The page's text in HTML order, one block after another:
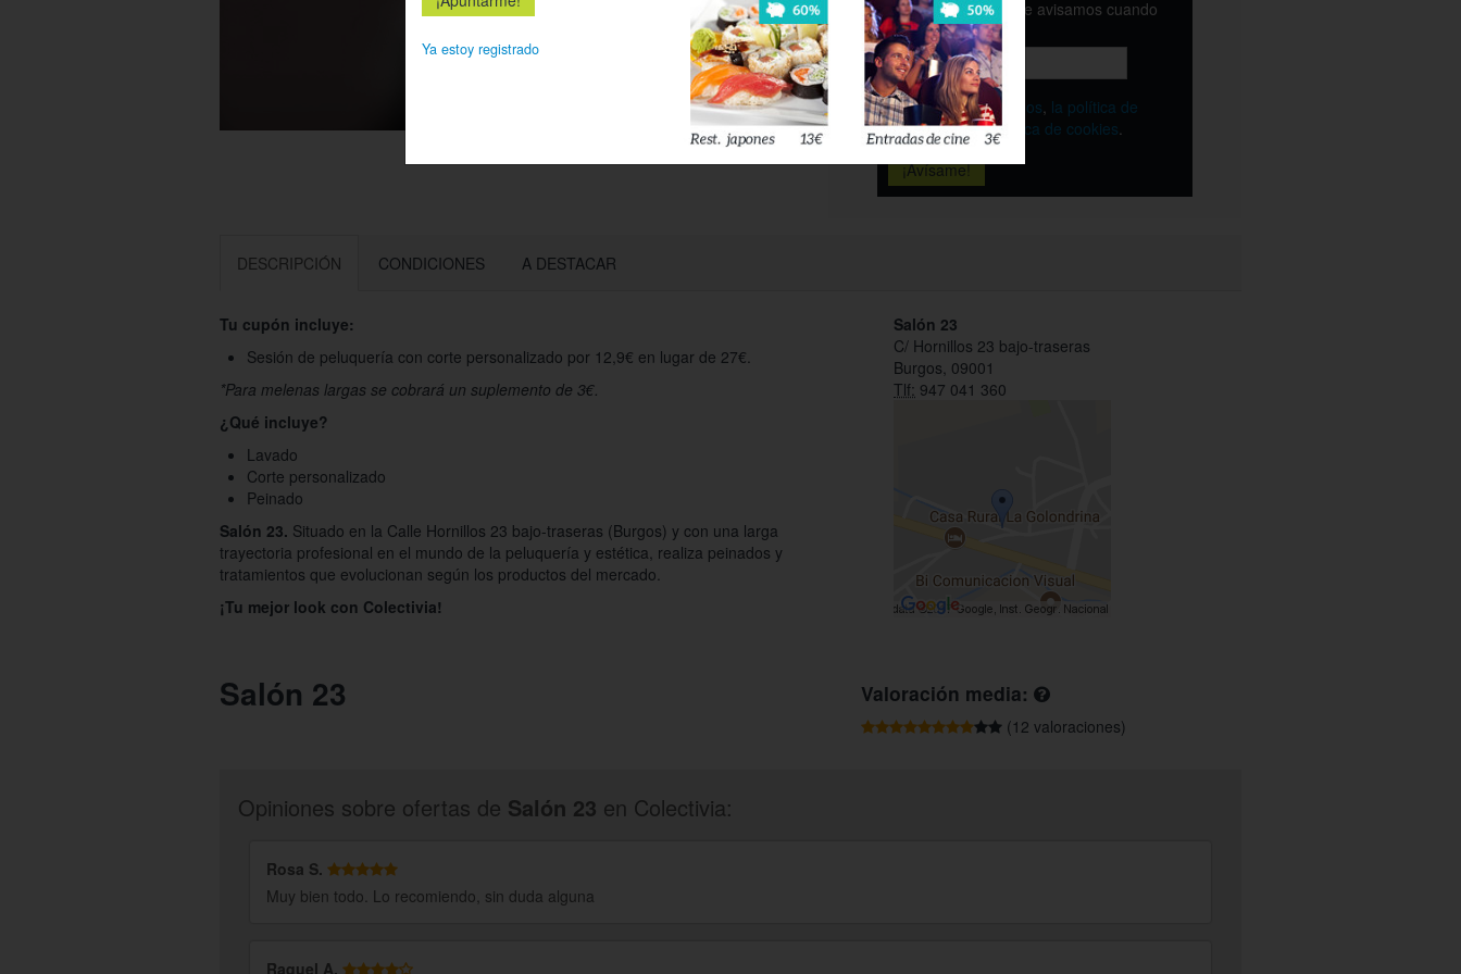
Déjanos tu email y te avisamos cuando
esté disponible
Acepto lostérminos, la política de
privacidadyla política de cookies.
DESCRIPCIÓN CONDICIONES A DESTACAR
Tu cupón incluye:
Sesión de peluquería con corte personalizado por 12,9€ en lugar de 27€.
*Para melenas largas se cobrará un suplemento de 3€.
¿Qué incluye?
Lavado
Corte personalizado
Peinado
Salón 23. Situado en la Calle Hornillos 23 bajo-traseras (Burgos) y con una larga
trayectoria profesional en el mundo de la peluquería y estética, realiza peinados y
tratamientos que evolucionan según los productos del mercado.
¡Tu mejor look con Colectivia!
Salón 23
C/ Hornillos 23 bajo-traseras
Burgos, 09001
Tlf: 947 041 360
Salón 23 Valoración media:
(12 valoraciones)
Opiniones sobre ofertas de Salón 23 en Colectivia:
Rosa S.
Muy bien todo. Lo recomiendo, sin duda alguna
Raquel A.
Ya estoy registrado